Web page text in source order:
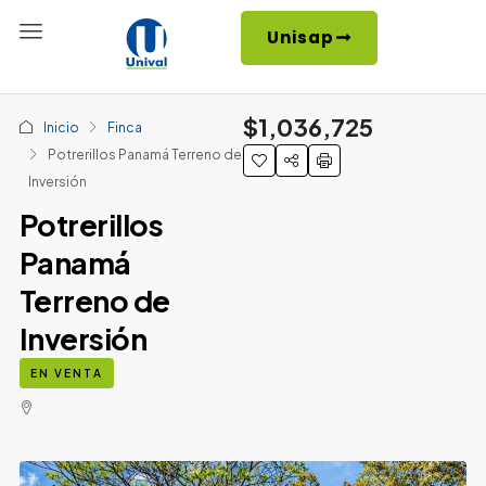
Unisap
Inicio
Finca
Potrerillos Panamá Terreno de
Inversión
Potrerillos
Panamá
Terreno de
Inversión
EN VENTA
$1,036,725